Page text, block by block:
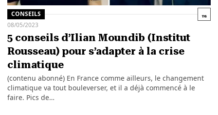
CONSEILS
08/05/2023
5 conseils d’Ilian Moundib (Institut
Rousseau) pour s’adapter à la crise
climatique
(contenu abonné) En France comme ailleurs, le changement
climatique va tout bouleverser, et il a déjà commencé à le
faire. Pics de…